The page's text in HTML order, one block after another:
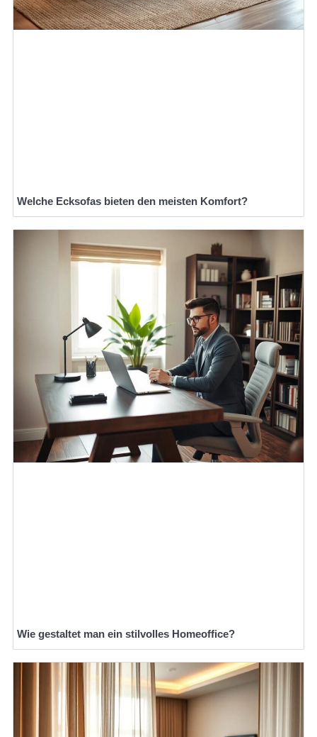
Welche Ecksofas bieten den meisten Komfort?
Wie gestaltet man ein stilvolles Homeoffice?